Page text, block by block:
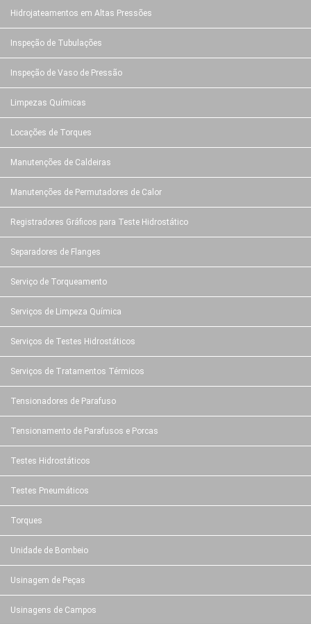
Hidrojateamentos em Altas Pressões
Inspeção de Tubulações
Inspeção de Vaso de Pressão
Limpezas Químicas
Locações de Torques
Manutenções de Caldeiras
Manutenções de Permutadores de Calor
Registradores Gráficos para Teste Hidrostático
Separadores de Flanges
Serviço de Torqueamento
Serviços de Limpeza Química
Serviços de Testes Hidrostáticos
Serviços de Tratamentos Térmicos
Tensionadores de Parafuso
Tensionamento de Parafusos e Porcas
Testes Hidrostáticos
Testes Pneumáticos
Torques
Unidade de Bombeio
Usinagem de Peças
Usinagens de Campos